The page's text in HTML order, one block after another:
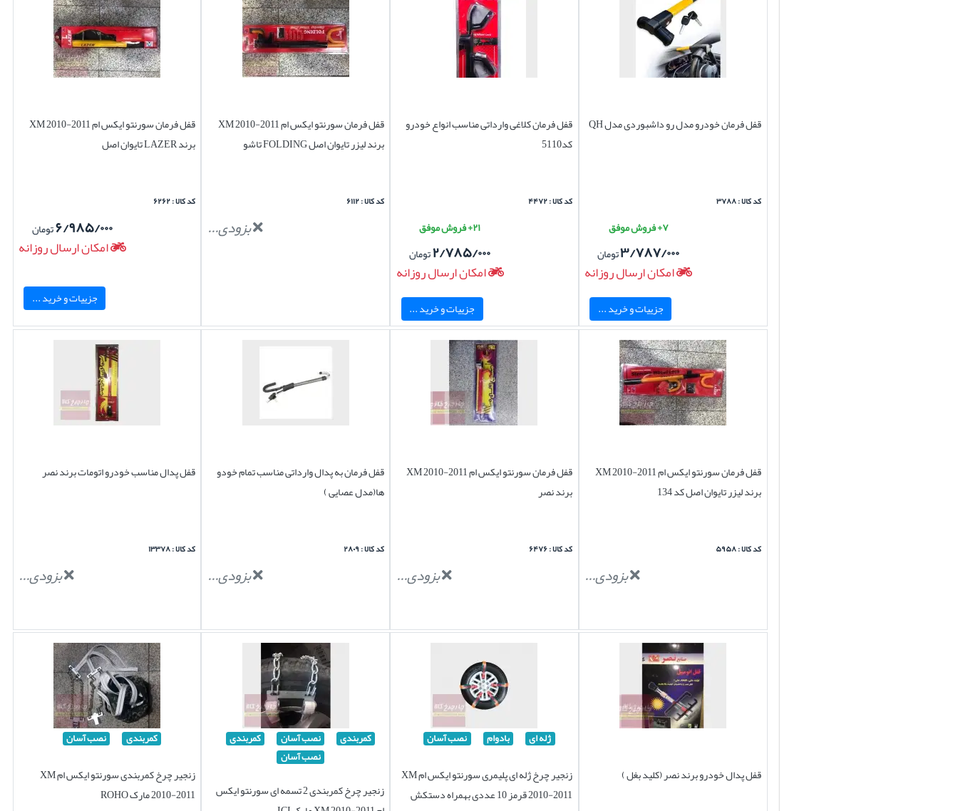
قفل فرمان خودرو مدل رو داشبوردی مدل QH
کد کالا : ۳۷۸۸
۷+ فروش موفق
۳/۷۸۷/۰۰۰تومان
امکان ارسال روزانه
جزییات و خرید ...
قفل فرمان کلاغی وارداتی مناسب انواع خودرو
کد5110
کد کالا : ۴۴۷۲
۲۱+ فروش موفق
۲/۷۸۵/۰۰۰تومان
امکان ارسال روزانه
جزییات و خرید ...
قفل فرمان سورنتو ایکس ام XM 2010-2011
برند لیزر تایوان اصل FOLDING تاشو
کد کالا : ۶۱۱۲
بزودی...
قفل فرمان سورنتو ایکس ام XM 2010-2011
برند LAZER تایوان اصل
کد کالا : ۶۲۶۲
۶/۹۸۵/۰۰۰تومان
امکان ارسال روزانه
جزییات و خرید ...
قفل فرمان سورنتو ایکس ام XM 2010-2011
برند لیزر تایوان اصل کد 134
کد کالا : ۵۹۵۸
بزودی...
قفل فرمان سورنتو ایکس ام XM 2010-2011
برند نصر
کد کالا : ۶۴۷۶
بزودی...
قفل فرمان به پدال وارداتی مناسب تمام خودو
ها(مدل عصایی )
کد کالا : ۲۸۰۹
بزودی...
قفل پدال مناسب خودرو اتومات برند نصر
کد کالا : ۱۳۳۷۸
بزودی...
قفل پدال خودرو برند نصر (کلید بغل )
ژله ای بادوام نصب آسان
زنجیر چرخ ژله ای پلیمری سورنتو ایکس ام XM
2010-2011 قرمز 10 عددی بهمراه دستکش
کمربندی نصب آسان
کمربندی
نصب آسان
زنجیر چرخ کمربندی 2 تسمه ای سورنتو ایکس
کمربندی نصب آسان
زنجیر چرخ کمربندی سورنتو ایکس ام XM
2010-2011 مارک ROHO